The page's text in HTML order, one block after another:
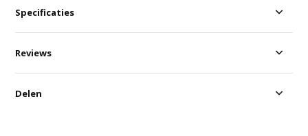
Specificaties
Reviews
Delen